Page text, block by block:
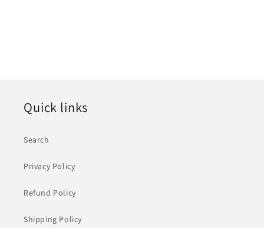
Quick links
Search
Privacy Policy
Refund Policy
Shipping Policy